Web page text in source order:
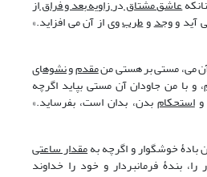
عاشق مشتاقدرزاویه بعد و فراقاز
آید ووجدوطربوی از آن می افزاید.»
می، مستی بر هستی منمقدمونشوه‏ای
، و با من جاودان آن مستی بپاید اگرچه
واستحکامبدن، بدان است، بفرساید.»
بادۀ خوشگوار و اگرچه بهمقدار ساعتی
را، بندۀ فرمان‏بردار و خود را خداوند